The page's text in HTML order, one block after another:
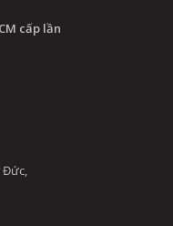
cấp lần
Đức,